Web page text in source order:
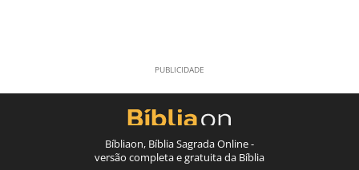
Bíbliaon, Bíblia Sagrada Online -
versão completa e gratuita da Bíblia